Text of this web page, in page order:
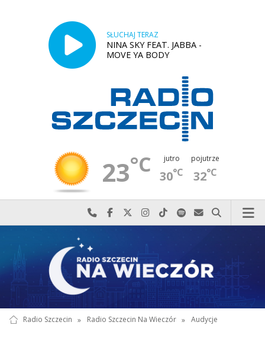
SŁUCHAJ TERAZ
NINA SKY FEAT. JABBA -
MOVE YA BODY
23°C jutro
30°C
pojutrze
32°C
Najlepiej po prostu do nas zadzwoń
Odwiedź nas na Facebook-u
Odwiedź nas na X
Odwiedź nas na Instagram-ie
Odwiedź nas na TikTok-u
Szukaj nas na Spotify
Wyślij do nas
Szukaj
Radio Szczecin » Radio Szczecin Na Wieczór » Audycje